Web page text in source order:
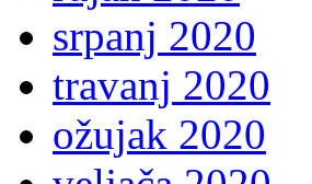
srpanj 2020
travanj 2020
ožujak 2020